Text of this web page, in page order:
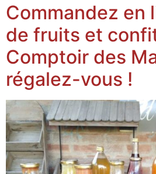
Commandez en
de fruits et
Comptoir des
régalez-vous !